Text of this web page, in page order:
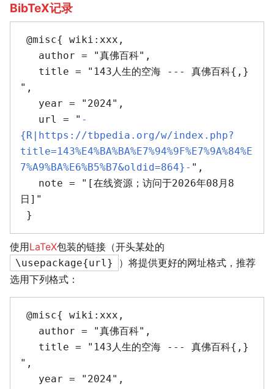
BibTeX记录
",
   url = "
-
{R|https://tbpedia.org/w/index.php?
title=143%E4%BA%BA%E7%94%9F%E7%9A%84%E
7%A9%BA%E6%B5%B7&oldid=864}- ",
日]"
使用LaTeX包装的链接（开头某处的
\usepackage{url}
）将提供更好的网址格式，推荐
选用下列格式：
",